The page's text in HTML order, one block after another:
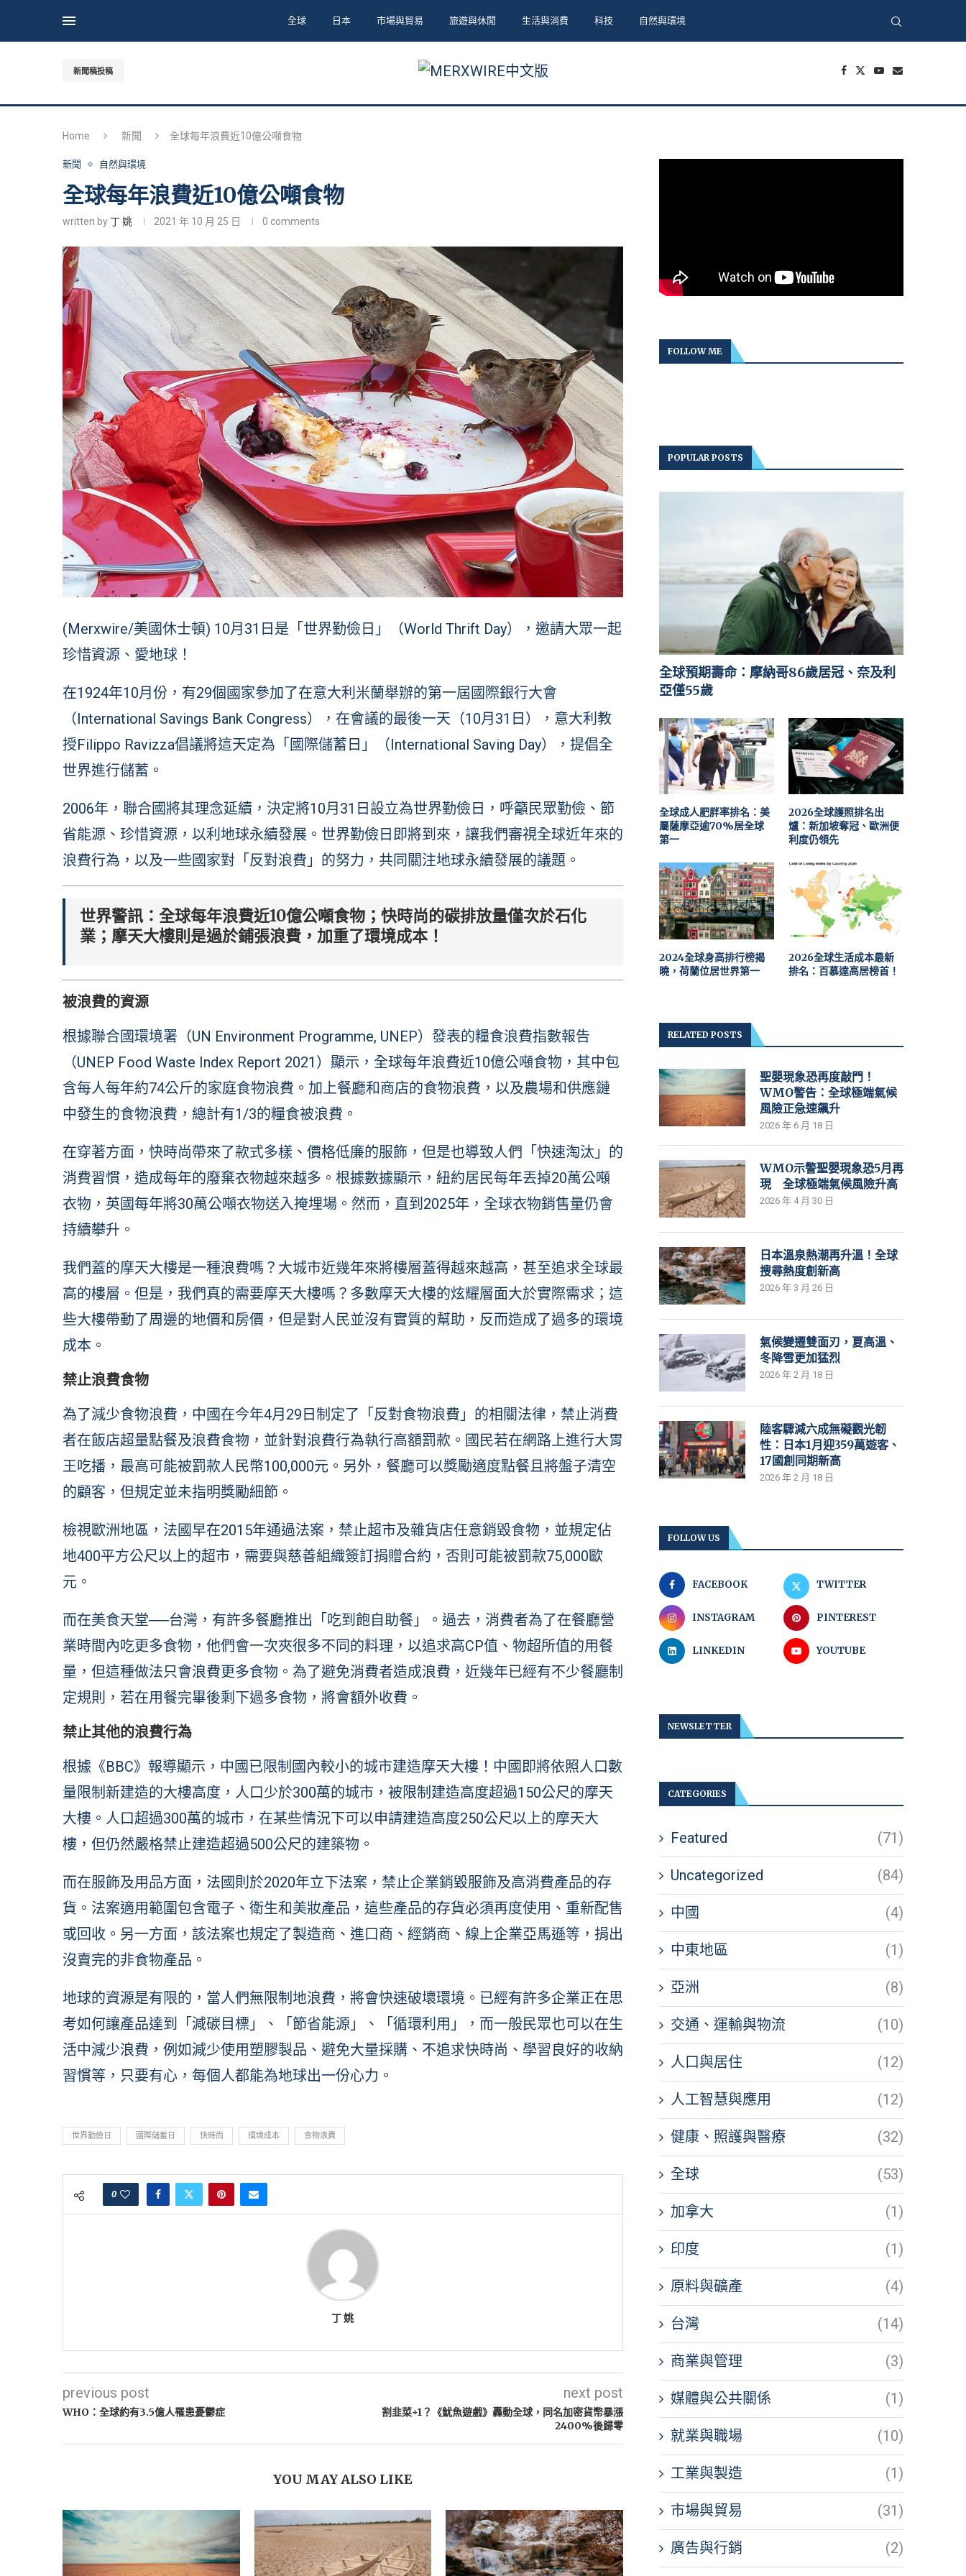
全球 日本 市場與貿易 旅遊與休閒 生活與消費 科技 自然與環境
新聞稿投稿
Home 新聞 全球每年浪費近10億公噸食物
新聞 自然與環境
全球每年浪費近10億公噸食物
written by丁 姚 2021 年 10 月 25 日 0 comments
(Merxwire/美國休士頓) 10月31日是「世界勤儉日」（World Thrift Day），邀請大眾一起
珍惜資源、愛地球！
在1924年10月份，有29個國家參加了在意大利米蘭舉辦的第一屆國際銀行大會
（International Savings Bank Congress），在會議的最後一天（10月31日），意大利教
授Filippo Ravizza倡議將這天定為「國際儲蓄日」（International Saving Day），提倡全
世界進行儲蓄。
2006年，聯合國將其理念延續，決定將10月31日設立為世界勤儉日，呼籲民眾勤儉、節
省能源、珍惜資源，以利地球永續發展。世界勤儉日即將到來，讓我們審視全球近年來的
浪費行為，以及一些國家對「反對浪費」的努力，共同關注地球永續發展的議題。
世界警訊：全球每年浪費近10億公噸食物；快時尚的碳排放量僅次於石化
業；摩天大樓則是過於鋪張浪費，加重了環境成本！
被浪費的資源
根據聯合國環境署（UN Environment Programme, UNEP）發表的糧食浪費指數報告
（UNEP Food Waste Index Report 2021）顯示，全球每年浪費近10億公噸食物，其中包
含每人每年約74公斤的家庭食物浪費。加上餐廳和商店的食物浪費，以及農場和供應鏈
中發生的食物浪費，總計有1/3的糧食被浪費。
在穿著方面，快時尚帶來了款式多樣、價格低廉的服飾，但是也導致人們「快速淘汰」的
消費習慣，造成每年的廢棄衣物越來越多。根據數據顯示，紐約居民每年丟掉20萬公噸
衣物，英國每年將30萬公噸衣物送入掩埋場。然而，直到2025年，全球衣物銷售量仍會
持續攀升。
我們蓋的摩天大樓是一種浪費嗎？大城市近幾年來將樓層蓋得越來越高，甚至追求全球最
高的樓層。但是，我們真的需要摩天大樓嗎？多數摩天大樓的炫耀層面大於實際需求；這
些大樓帶動了周邊的地價和房價，但是對人民並沒有實質的幫助，反而造成了過多的環境
成本。
禁止浪費食物
為了減少食物浪費，中國在今年4月29日制定了「反對食物浪費」的相關法律，禁止消費
者在飯店超量點餐及浪費食物，並針對浪費行為執行高額罰款。國民若在網路上進行大胃
王吃播，最高可能被罰款人民幣100,000元。另外，餐廳可以獎勵適度點餐且將盤子清空
的顧客，但規定並未指明獎勵細節。
檢視歐洲地區，法國早在2015年通過法案，禁止超市及雜貨店任意銷毀食物，並規定佔
地400平方公尺以上的超市，需要與慈善組織簽訂捐贈合約，否則可能被罰款75,000歐
元。
而在美食天堂──台灣，有許多餐廳推出「吃到飽自助餐」。過去，消費者為了在餐廳營
業時間內吃更多食物，他們會一次夾很多不同的料理，以追求高CP值、物超所值的用餐
量，但這種做法只會浪費更多食物。為了避免消費者造成浪費，近幾年已經有不少餐廳制
定規則，若在用餐完畢後剩下過多食物，將會額外收費。
禁止其他的浪費行為
根據《BBC》報導顯示，中國已限制國內較小的城市建造摩天大樓！中國即將依照人口數
量限制新建造的大樓高度，人口少於300萬的城市，被限制建造高度超過150公尺的摩天
大樓。人口超過300萬的城市，在某些情況下可以申請建造高度250公尺以上的摩天大
樓，但仍然嚴格禁止建造超過500公尺的建築物。
而在服飾及用品方面，法國則於2020年立下法案，禁止企業銷毀服飾及高消費產品的存
貨。法案適用範圍包含電子、衛生和美妝產品，這些產品的存貨必須再度使用、重新配售
或回收。另一方面，該法案也規定了製造商、進口商、經銷商、線上企業亞馬遜等，捐出
沒賣完的非食物產品。
地球的資源是有限的，當人們無限制地浪費，將會快速破壞環境。已經有許多企業正在思
考如何讓產品達到「減碳目標」、「節省能源」、「循環利用」，而一般民眾也可以在生
活中減少浪費，例如減少使用塑膠製品、避免大量採購、不追求快時尚、學習良好的收納
習慣等，只要有心，每個人都能為地球出一份心力。
世界勤儉日 國際儲蓄日 快時尚 環境成本 食物浪費
0
丁 姚
previous post
WHO：全球約有3.5億人罹患憂鬱症
next post
割韭菜+1？《魷魚遊戲》轟動全球，同名加密貨幣暴漲
2400%後歸零
YOU MAY ALSO LIKE
FOLLOW ME
POPULAR POSTS
全球預期壽命：摩納哥86歲居冠、奈及利
亞僅55歲
全球成人肥胖率排名：美
屬薩摩亞逾70%居全球
第一
2026全球護照排名出
爐：新加坡奪冠、歐洲便
利度仍領先
2024全球身高排行榜揭
曉，荷蘭位居世界第一
2026全球生活成本最新
排名：百慕達高居榜首！
RELATED POSTS
聖嬰現象恐再度敲門！
WMO警告：全球極端氣候
風險正急速飆升
2026 年 6 月 18 日
WMO示警聖嬰現象恐5月再
現 全球極端氣候風險升高
2026 年 4 月 30 日
日本溫泉熱潮再升溫！全球
搜尋熱度創新高
2026 年 3 月 26 日
氣候變遷雙面刃，夏高溫、
冬降雪更加猛烈
2026 年 2 月 18 日
陸客驟減六成無礙觀光韌
性：日本1月迎359萬遊客、
17國創同期新高
2026 年 2 月 18 日
FOLLOW US
FACEBOOK TWITTER
INSTAGRAM PINTEREST
LINKEDIN YOUTUBE
NEWSLETTER
CATEGORIES
Featured (71)
Uncategorized (84)
中國 (4)
中東地區 (1)
亞洲 (8)
交通、運輸與物流 (10)
人口與居住 (12)
人工智慧與應用 (12)
健康、照護與醫療 (32)
全球 (53)
加拿大 (1)
印度 (1)
原料與礦產 (4)
台灣 (14)
商業與管理 (3)
媒體與公共關係 (1)
就業與職場 (10)
工業與製造 (1)
市場與貿易 (31)
廣告與行銷 (2)